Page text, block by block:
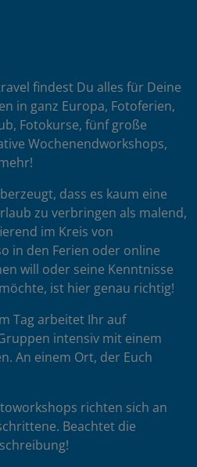
findest Du alles für Deine
in ganz Europa, Fotoferien,
Fotokurse, fünf große
Wochenendworkshops,
dass es kaum eine
zu verbringen als malend,
im Kreis von
in den Ferien oder online
will oder seine Kenntnisse
ist hier genau richtig!
Tag arbeitet Ihr auf
intensiv mit einem
An einem Ort, der Euch
richten sich an
Beachtet die